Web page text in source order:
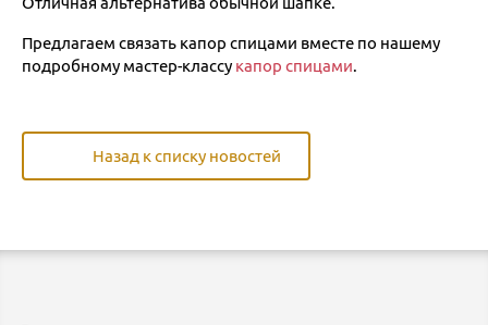
Предлагаем связать капор спицами вместе по нашему
подробному мастер-классу капор спицами.
Назад к списку новостей